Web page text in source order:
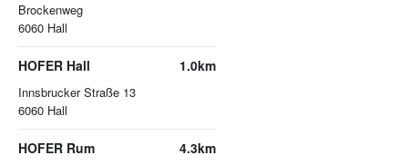
Brockenweg
6060 Hall
HOFER Hall
Innsbrucker Straße 13
6060 Hall
1.0km
HOFER Rum 4.3km